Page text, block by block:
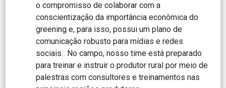
o compromisso de colaborar com a
conscientização da importância econômica do
greening e, para isso, possui um plano de
comunicação robusto para mídias e redes
sociais. No campo, nosso time está preparado
para treinar e instruir o produtor rural por meio de
palestras com consultores e treinamentos nas